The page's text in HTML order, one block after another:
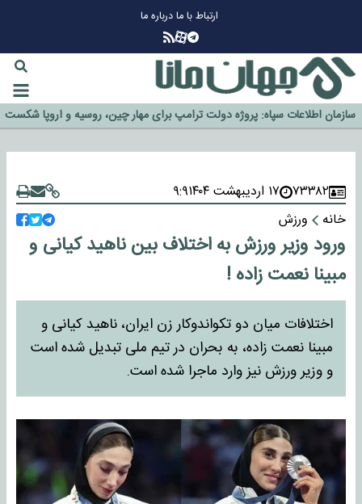
ارتباط با مادرباره ما
گزینه جدایی اوسمار روی میز مدیران پرسپولیس
آیا رئیس جمهور آمریکا قانون را دور می‌زند؟
اخراج رسمی چهره نامدار از پرسپولیس
سازمان اطلاعات سپاه: پروژه دولت ترامپ برای مهار چین، روسیه و اروپا شکست
خورد
۷۳۳۸۲ ۱۷ اردیبهشت ۱۴۰۴
۹:۹
خانه
ورزش
ورود وزیر ورزش به اختلاف بین ناهید کیانی و
مبینا نعمت زاده !
اختلافات میان دو تکواندوکار زن ایران، ناهید کیانی و
مبینا نعمت‌ زاده، به بحران در تیم ملی تبدیل شده است
و وزیر ورزش نیز وارد ماجرا شده است.